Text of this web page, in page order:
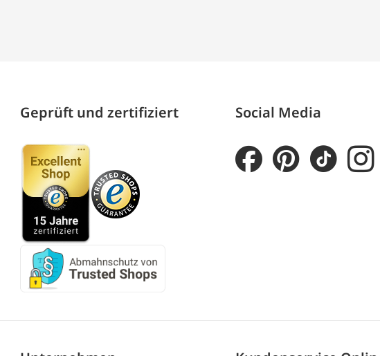
Geprüft und zertifiziert Social Media